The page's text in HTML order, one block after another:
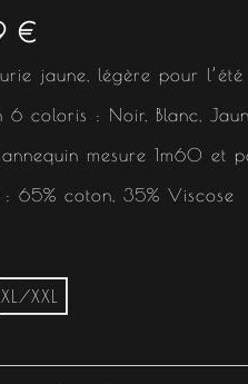
€
jaune, légère pour l’été
6 coloris : Noir, Blanc,
mesure 1m60 et
65% coton, 35% Viscose
XL/XXL